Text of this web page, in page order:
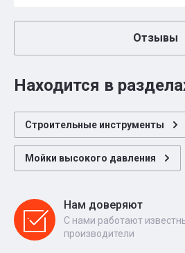
Отзывы
Находится в
Строительные инструменты
Мойки высокого давления
Нам доверяют
С нами работают
производители